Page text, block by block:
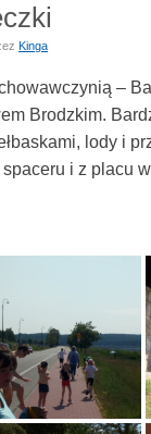
Kinga
–
Brodzkim.
lody i
i z placu